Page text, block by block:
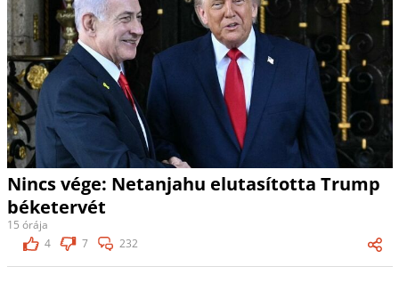
Nincs vége: Netanjahu elutasította Trump
béketervét
15 órája
4
7 232